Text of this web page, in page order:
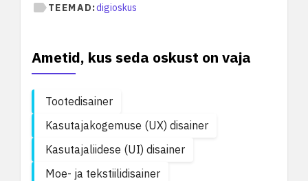
TEEMAD:digioskus
Ametid, kus seda oskust on vaja
Tootedisainer
Kasutajakogemuse (UX) disainer
Kasutajaliidese (UI) disainer
Moe- ja tekstiilidisainer